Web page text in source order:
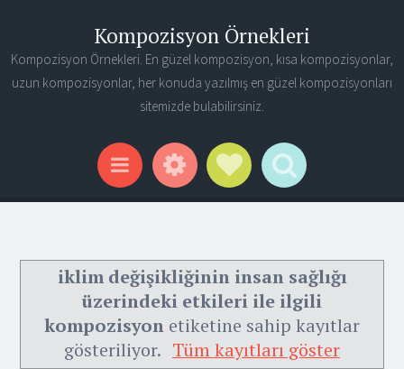
Kompozisyon Örnekleri
Kompozisyon Örnekleri. En güzel kompozisyon, kısa kompozisyonlar,
uzun kompozisyonlar, her konuda yazılmış en güzel kompozisyonları
sitemizde bulabilirsiniz.
Menu WidgetsSocial Links
Search
iklim değişikliğinin insan sağlığı
üzerindeki etkileri ile ilgili
kompozisyon etiketine sahip kayıtlar
gösteriliyor. Tüm kayıtları göster